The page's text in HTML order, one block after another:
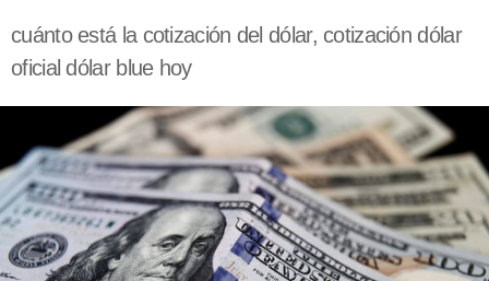
cuánto está la cotización del dólar, cotización dólar
oficial dólar blue hoy